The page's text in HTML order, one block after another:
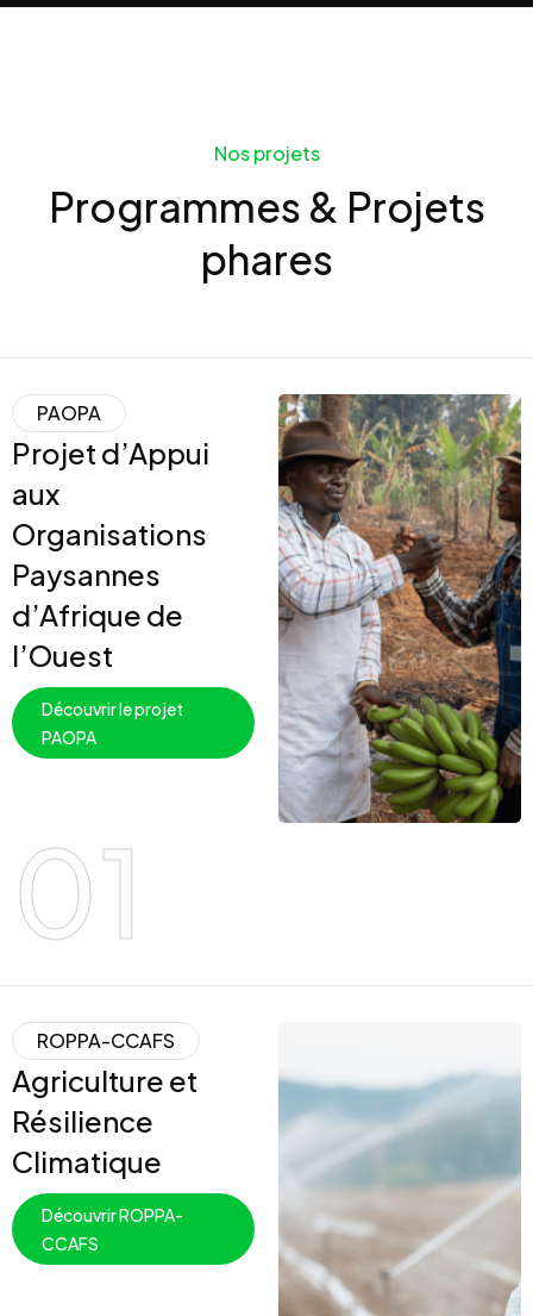
Nos projets
Programmes & Projets
phares
PAOPA
Projet d’Appui
aux
Organisations
Paysannes
d’Afrique de
l’Ouest
Découvrir le projet
PAOPA
01
ROPPA-CCAFS
Agriculture et
Résilience
Climatique
Découvrir ROPPA-
CCAFS